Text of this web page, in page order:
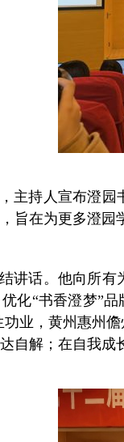
主持人宣布澄
旨在为更多澄园
讲话。他向所
化“书香澄梦”
功业，黄州惠州
自解；在自我